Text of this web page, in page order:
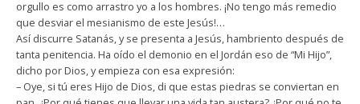
orgullo es como arrastro yo a los hombres. ¡No tengo más remedio
que desviar el mesianismo de este Jesús!…
Así discurre Satanás, y se presenta a Jesús, hambriento después de
tanta penitencia. Ha oído el demonio en el Jordán eso de “Mi Hijo”,
dicho por Dios, y empieza con esa expresión:
– Oye, si tú eres Hijo de Dios, di que estas piedras se conviertan en